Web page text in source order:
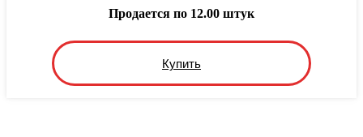
Купить
Продается по 12.00 штук